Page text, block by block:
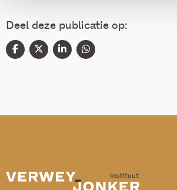
Deel deze publicatie op: